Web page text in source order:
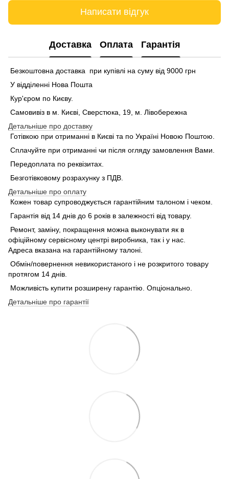
Написати відгук
Доставка Оплата Гарантія
Безкоштовна доставка при купівлі на суму від 9000 грн
У відділенні Нова Пошта
Кур'єром по Києву.
Самовивіз в м. Києві, Сверстюка, 19, м. Лівобережна
Детальніше про доставку
Готівкою при отриманні в Києві та по Україні Новою Поштою.
Сплачуйте при отриманні чи після огляду замовлення Вами.
Передоплата по реквізитах.
Безготівковому розрахунку з ПДВ.
Детальніше про оплату
Кожен товар супроводжується гарантійним талоном і чеком.
Гарантія від 14 днів до 6 років в залежності від товару.
Ремонт, заміну, покращення можна выконувати як в
офіційному сервісному центрі виробника, так і у нас.
Адреса вказана на гарантійному талоні.
Обмін/повернення невикористаного і не розкритого товару
протягом 14 днів.
Можливість купити розширену гарантію. Опціонально.
Детальніше про гарантії